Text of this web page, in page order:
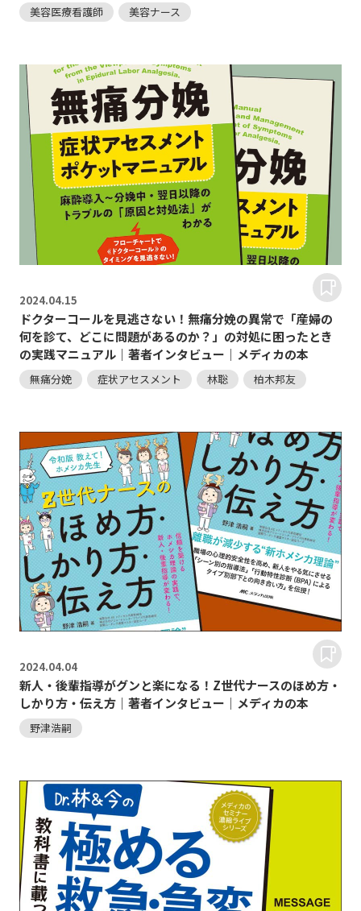
美容医療看護師 美容ナース
2024.04.15
ドクターコールを見逃さない！無痛分娩の異常で「産婦の
何を診て、どこに問題があるのか？」の対処に困ったとき
の実践マニュアル｜著者インタビュー｜メディカの本
無痛分娩 症状アセスメント 林聡 柏木邦友
2024.04.04
新人・後輩指導がグンと楽になる！Z世代ナースのほめ方・
しかり方・伝え方｜著者インタビュー｜メディカの本
野津浩嗣